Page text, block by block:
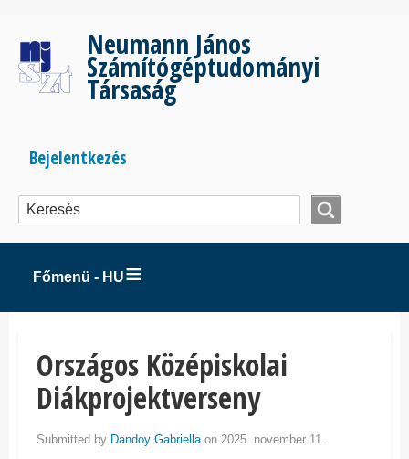
tartalomra
Neumann János
Számítógéptudományi
Társaság
Bejelentkezés
menüje
Bejelentkezés
Főmenü - HU
Országos Középiskolai
Diákprojektverseny
Submitted by Dandoy Gabriellaon 2025. november 11..